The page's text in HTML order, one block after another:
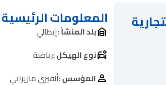
المعلومات الرئيسية
بلد المنشأ :إيطالي
نوع الهيكل :رياضية
المؤسس :ألفيري مازيراتي